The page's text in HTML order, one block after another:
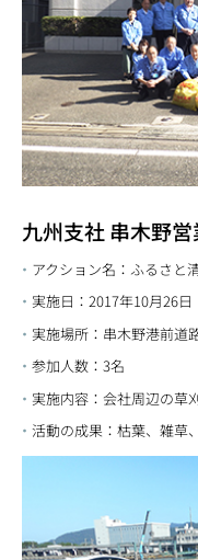
九州支社 串木野
アクション名：ふるさと
実施日：2017年10月26日
実施場所：串木野港前道
参加人数：3名
実施内容：会社周辺の草
活動の成果：枯葉、雑草